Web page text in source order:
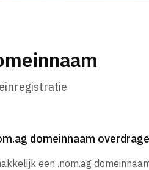
domeinnaam
een .nom.ag